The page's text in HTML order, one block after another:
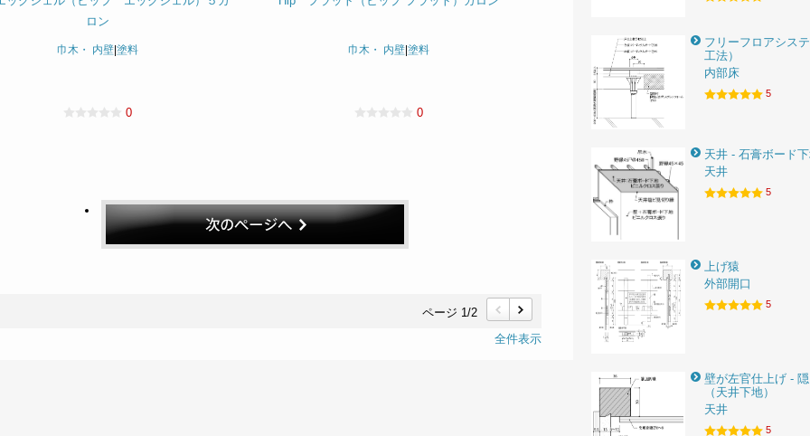
フリーフロアシス
工法）
内部床
5
天井 - 石膏ボード
天井
5
上げ猿
外部開口
5
壁が左官仕上げ -
（天井下地）
天井
5
ロン
巾木・ 内壁 塗料
0
巾木・ 内壁 塗料
0
ページ 1/2
前
次
全件表示